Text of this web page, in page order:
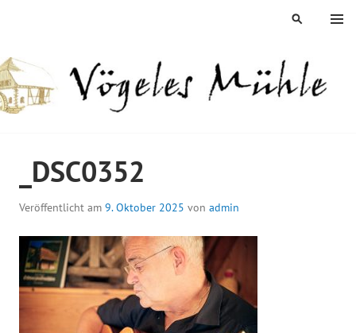
MENÜ
SUCHEN
_DSC0352
Veröffentlicht am 9. Oktober 2025 von admin